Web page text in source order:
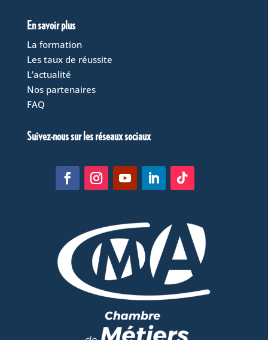
En savoir plus
La formation
Les taux de réussite
L’actualité
Nos partenaires
FAQ
Suivez-nous sur les réseaux sociaux